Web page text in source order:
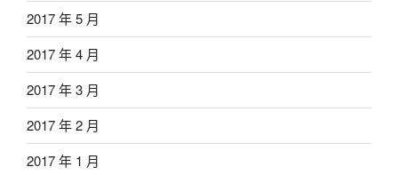
2017 年 5 月
2017 年 4 月
2017 年 3 月
2017 年 2 月
2017 年 1 月